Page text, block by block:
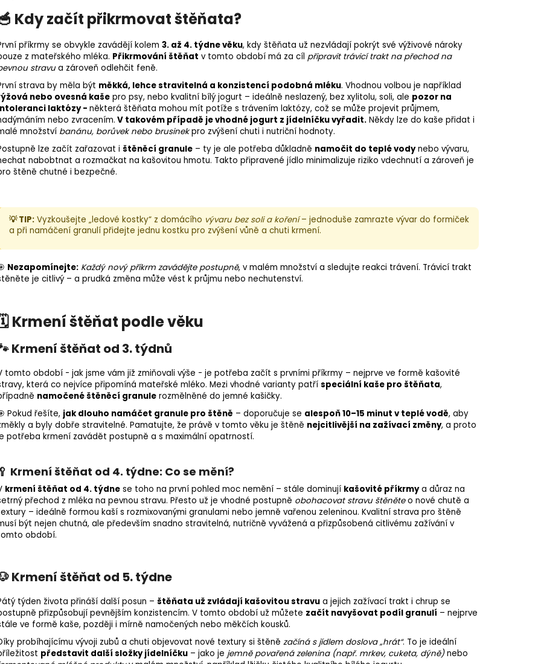
Kdy začít přikrmovat štěňata?
příkrmy se obvykle zavádějí kolem 3. až 4. týdne věku, kdy štěňata už nezvládají pokrýt své výživové nároky
z mateřského mléka. Přikrmování štěňat v tomto období má za cíl připravit trávicí trakt na přechod na
stravua zároveň odlehčit feně.
strava by měla být měkká, lehce stravitelná a konzistencí podobná mléku. Vhodnou volbou je například
nebo ovesná kaše pro psy, nebo kvalitní bílý jogurt – ideálně neslazený, bez xylitolu, soli, ale pozor na
laktózy - některá štěňata mohou mít potíže s trávením laktózy, což se může projevit průjmem,
nebo zvracením. V takovém případě je vhodné jogurt z jídelníčku vyřadit. Někdy lze do kaše přidat i
množství banánu, borůvek nebo brusinekpro zvýšení chuti i nutriční hodnoty.
lze začít zařazovat i štěněcí granule – ty je ale potřeba důkladně namočit do teplé vodynebo vývaru,
nabobtnat a rozmačkat na kašovitou hmotu. Takto připravené jídlo minimalizuje riziko vdechnutí a zároveň je
štěně chutné i bezpečné.
💡 TIP: Vyzkoušejte „ledové kostky“ z domácího vývaru bez soli a koření– jednoduše zamrazte vývar do formiček
a při namáčení granulí přidejte jednu kostku pro zvýšení vůně a chuti krmení.
Nezapomínejte: Každý nový příkrm zavádějte postupně, v malém množství a sledujte reakci trávení. Trávicí trakt
je citlivý – a prudká změna může vést k průjmu nebo nechutenství.
Krmení štěňat podle věku
Krmení štěňat od 3. týdnů
tomto období - jak jsme vám již zmiňovali výše - je potřeba začít s prvními příkrmy – nejprve ve formě kašovité
která co nejvíce připomíná mateřské mléko. Mezi vhodné varianty patří speciální kaše pro štěňata,
namočené štěněcí granule rozmělněné do jemné kašičky.
Pokud řešíte, jak dlouho namáčet granule pro štěně – doporučuje se alespoň 10–15 minut v teplé vodě, aby
a byly dobře stravitelné. Pamatujte, že právě v tomto věku je štěně nejcitlivější na zažívací změny, a proto
potřeba krmení zavádět postupně a s maximální opatrností.
Krmení štěňat od 4. týdne: Co se mění?
krmení štěňat od 4. týdne se toho na první pohled moc nemění – stále dominují kašovité příkrmya důraz na
přechod z mléka na pevnou stravu. Přesto už je vhodné postupně obohacovat stravu štěněteo nové chutě a
– ideálně formou kaší s rozmixovanými granulami nebo jemně vařenou zeleninou. Kvalitní strava pro štěně
být nejen chutná, ale především snadno stravitelná, nutričně vyvážená a přizpůsobená citlivému zažívání v
období.
Krmení štěňat od 5. týdne
týden života přináší další posun – štěňata už zvládají kašovitou stravu a jejich zažívací trakt i chrup se
přizpůsobují pevnějším konzistencím. V tomto období už můžete začít navyšovat podíl granulí – nejprve
ve formě kaše, později i mírně namočených nebo měkčích kousků.
probíhajícímu vývoji zubů a chuti objevovat nové textury si štěně začíná s jídlem doslova „hrát“. To je ideální
představit další složky jídelníčku – jako je jemně povařená zelenina (např. mrkev, cuketa, dýně)nebo